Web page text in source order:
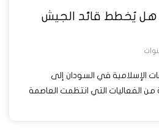
هل يُخطط قائد الجيش
الجماعات الإسلامية في السودان إلى
من الفعاليات التي انتظمت العاصمة